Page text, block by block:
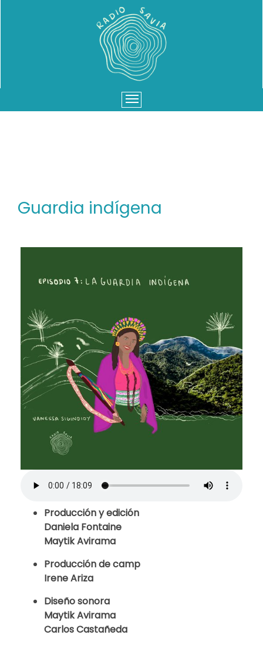
Menu
Guardia indígena
Producción y edición
Daniela Fontaine
Maytik Avirama
Producción de camp
Irene Ariza
Diseño sonora
Maytik Avirama
Carlos Castañeda